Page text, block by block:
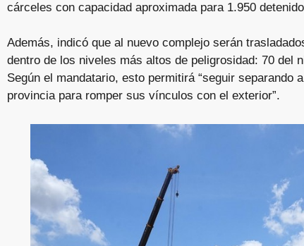
cárceles con capacidad aproximada para 1.950
Además, indicó que al nuevo complejo serán
dentro de los niveles más altos de peligrosidad: 70 del
Según el mandatario, esto permitirá “seguir
provincia para romper sus vínculos con el exterior”.